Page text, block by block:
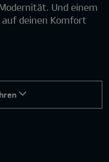
Und einem
deinen Komfort